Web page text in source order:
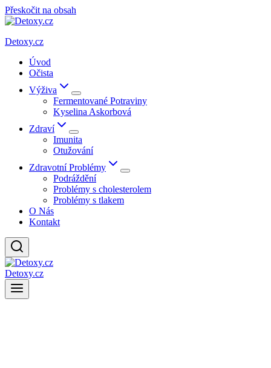
Přeskočit na obsah
Detoxy.cz
Úvod
Očista
Výživa
Fermentované Potraviny
Kyselina Askorbová
Zdraví
Imunita
Otužování
Zdravotní Problémy
Podráždění
Problémy s cholesterolem
Problémy s tlakem
O Nás
Kontakt
Detoxy.cz